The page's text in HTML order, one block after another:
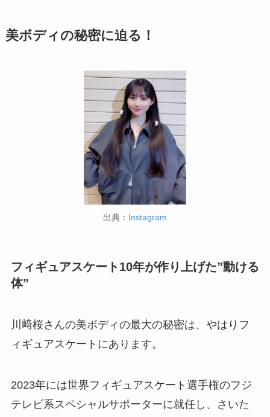
美ボディの秘密に迫る！
出典： Instagram
フィギュアスケート10年が作り上げた”動ける
体”
川﨑桜さんの美ボディの最大の秘密は、やはりフ
ィギュアスケートにあります。
2023年には世界フィギュアスケート選手権のフジ
テレビ系スペシャルサポーターに就任し、さいた